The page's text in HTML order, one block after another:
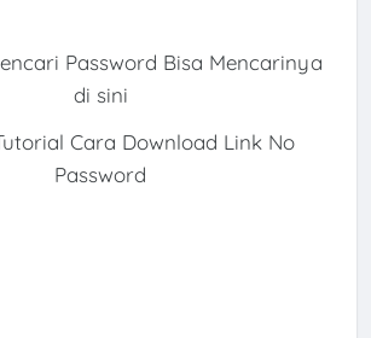
Password Bisa Mencarinya
di sini
Cara Download Link No
Password